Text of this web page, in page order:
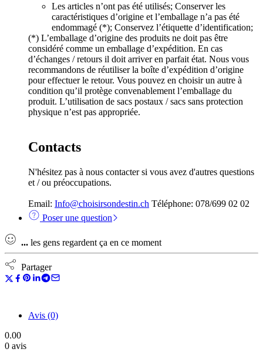
Les articles n’ont pas été utilisés; Conserver les
caractéristiques d’origine et l’emballage n’a pas été
endommagé (*); Conservez l’étiquette d’identification;
(*) L’emballage d’origine des produits ne doit pas être
considéré comme un emballage d’expédition. En cas
d’échanges / retours il doit arriver en parfait état. Nous vous
recommandons de réutiliser la boîte d’expédition d’origine
pour effectuer le retour. Vous pouvez en choisir un autre à
condition qu’il protège convenablement l’emballage du
produit. L’utilisation de sacs postaux / sacs sans protection
physique n’est pas appropriée.
Contacts
N'hésitez pas à nous contacter si vous avez d'autres questions
et / ou préoccupations.
Email: Info@choisirsondestin.ch Téléphone: 078/699 02 02
Poser une question
... les gens regardent ça en ce moment
Partager
Avis (0)
0.00
0 avis